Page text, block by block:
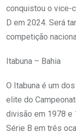
conquistou o vice-
D em 2024. Será
competição
Itabuna – Bahia
O Itabuna é um
elite do
divisão em 1978 e
Série B em três